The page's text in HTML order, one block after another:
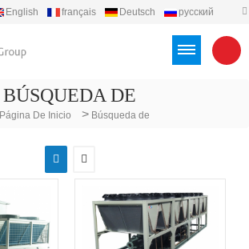
English français Deutsch
русский
BÚSQUEDA DE
Página De Inicio > Búsqueda de